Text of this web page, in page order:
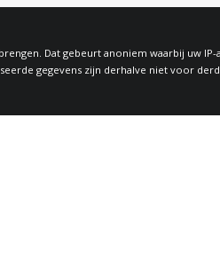
Dat gebeurt anoniem waarbij uw
gegevens zijn derhalve niet voor